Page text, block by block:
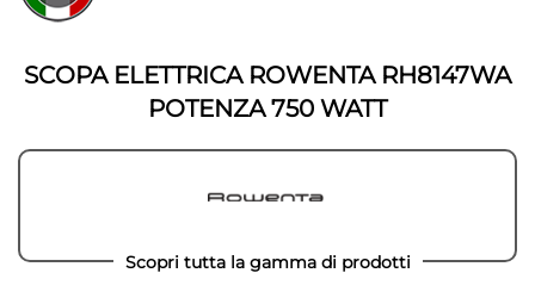
della
di
galleria
immagini
SCOPA ELETTRICA ROWENTA RH8147WA
POTENZA 750 WATT
Scopri tutta la gamma di prodotti